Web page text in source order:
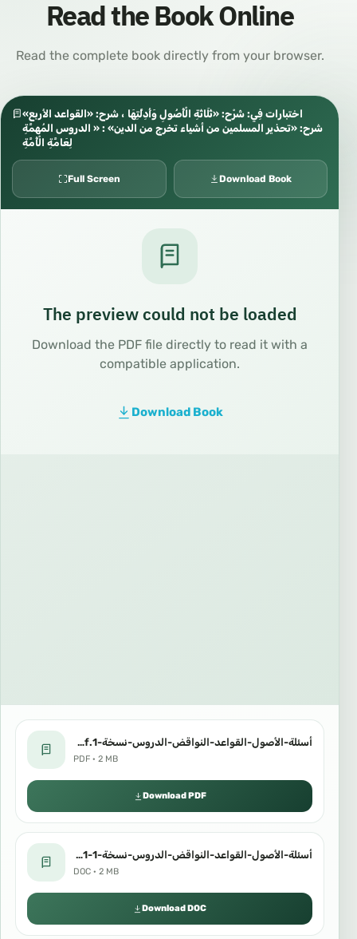
Read the Book Online
Read the complete book directly from your browser.
اختبارات فِي: شَرْح: «ثَلَاثَةِ الْأُصُولِ وَأَدِلَّتِهَا ، شرح: «القواعد الأربع»
شرح: «تحذير المسلمين من أشياء تخرج من الدين» : « الدروس المُهمَّةِ
لِعَامَّةِ الْأُمَّةِ
Full Screen Download Book
The preview could not be loaded
Download the PDF file directly to read it with a
compatible application.
Download Book
أسئلة-الأصول-القواعد-النواقض-الدروس-نسخة-1.pdf
PDF · 2 MB
Download PDF
أسئلة-الأصول-القواعد-النواقض-الدروس-نسخة-1-1.doc
DOC · 2 MB
Download DOC